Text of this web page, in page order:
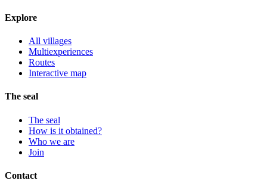
Explore
All villages
Multiexperiences
Routes
Interactive map
The seal
The seal
How is it obtained?
Who we are
Join
Contact